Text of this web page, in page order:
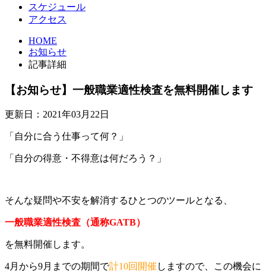
スケジュール
アクセス
HOME
お知らせ
記事詳細
【お知らせ】一般職業適性検査を無料開催します
更新日：2021年03月22日
「自分に合う仕事って何？」
「自分の得意・不得意は何だろう？」
そんな疑問や不安を解消するひとつのツールとなる、
一般職業適性検査（通称GATB）
を無料開催します。
4月から9月までの期間で計10回開催 しますので、この機会に